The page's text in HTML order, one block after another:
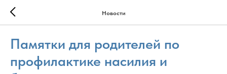
Новости
Памятки для родителей по
профилактике насилия и